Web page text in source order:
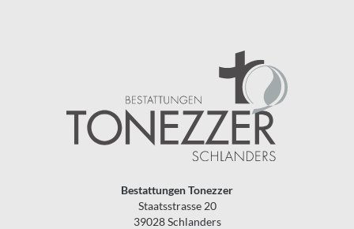
Bestattungen Tonezzer
Staatsstrasse 20
39028 Schlanders